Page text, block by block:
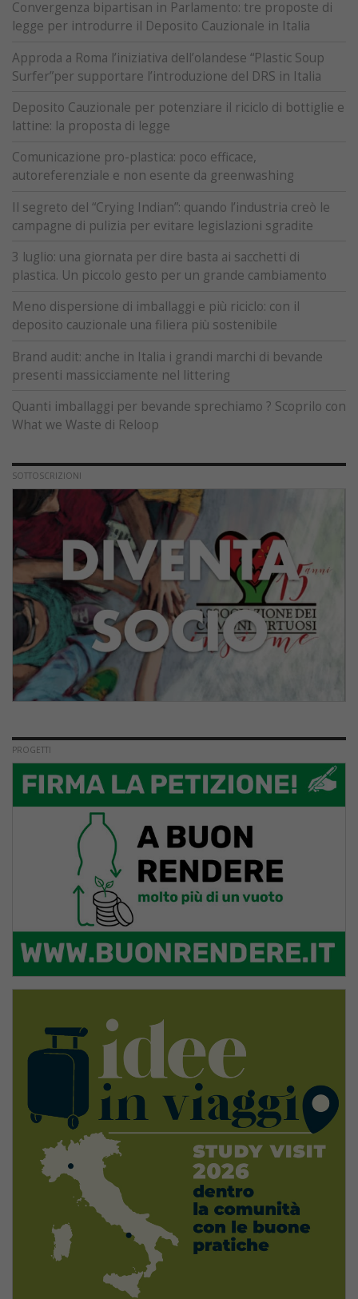
Convergenza bipartisan in Parlamento: tre proposte di
legge per introdurre il Deposito Cauzionale in Italia
Approda a Roma l’iniziativa dell’olandese “Plastic Soup
Surfer”per supportare l’introduzione del DRS in Italia
Deposito Cauzionale per potenziare il riciclo di bottiglie e
lattine: la proposta di legge
Comunicazione pro-plastica: poco efficace,
autoreferenziale e non esente da greenwashing
Il segreto del “Crying Indian”: quando l’industria creò le
campagne di pulizia per evitare legislazioni sgradite
3 luglio: una giornata per dire basta ai sacchetti di
plastica. Un piccolo gesto per un grande cambiamento
Meno dispersione di imballaggi e più riciclo: con il
deposito cauzionale una filiera più sostenibile
Brand audit: anche in Italia i grandi marchi di bevande
presenti massicciamente nel littering
Quanti imballaggi per bevande sprechiamo ? Scoprilo con
What we Waste di Reloop
SOTTOSCRIZIONI
PROGETTI